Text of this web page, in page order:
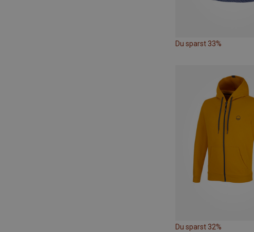
Du sparst 33%
Du sparst 32%